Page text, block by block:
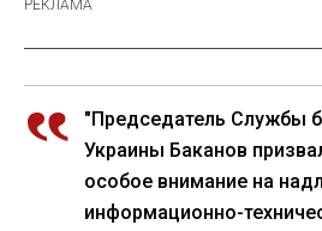
"Председатель Службы
Украины Баканов
особое внимание на
информационно-